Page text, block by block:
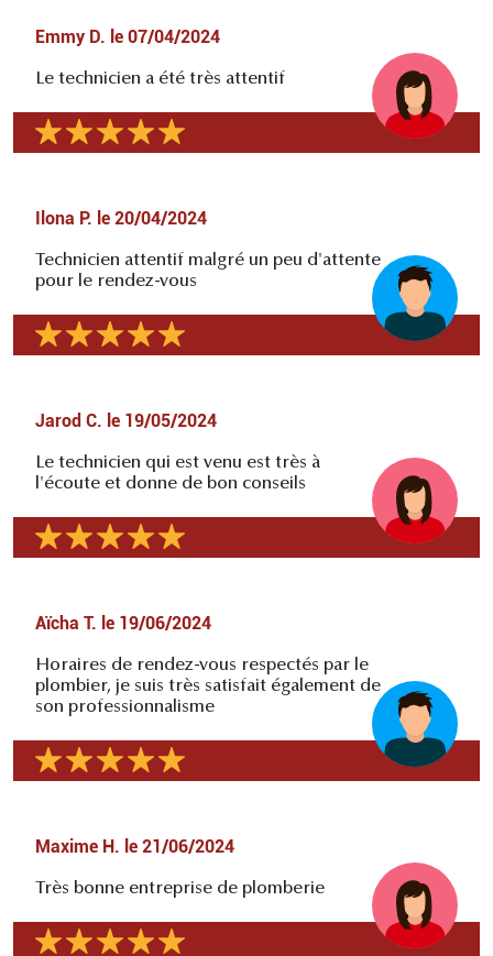
Emmy D. le 07/04/2024
Le technicien a été très attentif
Ilona P. le 20/04/2024
Technicien attentif malgré un peu d'attente
pour le rendez-vous
Jarod C. le 19/05/2024
Le technicien qui est venu est très à
l'écoute et donne de bon conseils
Aïcha T. le 19/06/2024
Horaires de rendez-vous respectés par le
plombier, je suis très satisfait également de
son professionnalisme
Maxime H. le 21/06/2024
Très bonne entreprise de plomberie